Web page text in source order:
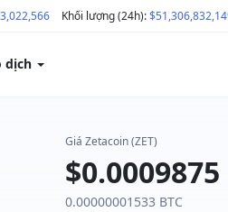
Khối lượng (24h):
dịch
Giá Zetacoin (ZET)
$0.0009875
0.00000001533 BTC